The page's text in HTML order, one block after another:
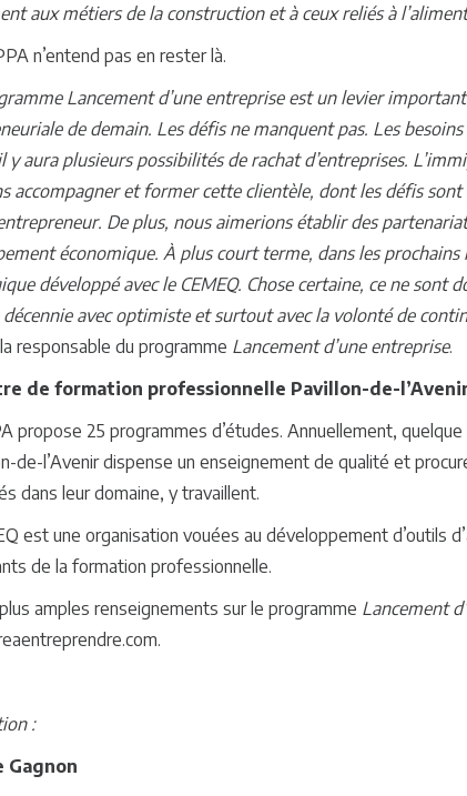
aux métiers de la construction et à ceux reliés à
n’entend pas en rester là.
Lancement d’une entreprise est un levier
de demain. Les défis ne manquent pas. Les
y aura plusieurs possibilités de rachat d’entreprises.
accompagner et former cette clientèle, dont les défis
De plus, nous aimerions établir des
économique. À plus court terme, dans les
développé avec le CEMEQ. Chose certaine, ce ne
avec optimiste et surtout avec la volonté de
responsable du programme Lancement d’une entreprise.
de formation professionnelle Pavillon-de-
propose 25 programmes d’études. Annuellement,
de-l’Avenir dispense un enseignement de qualité et
dans leur domaine, y travaillent.
est une organisation vouées au développement d’outils
de la formation professionnelle.
amples renseignements sur le programme Lancement
: